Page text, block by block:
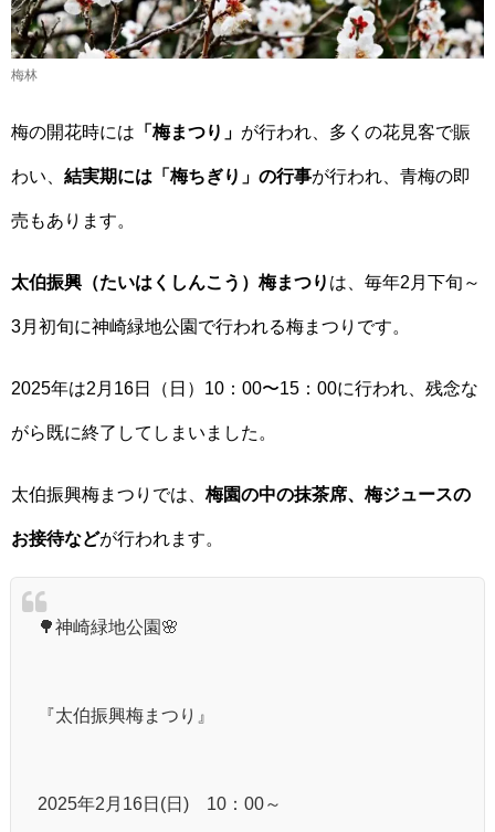
梅林
梅の開花時には 「梅まつり」 が行われ、多くの花見客で賑
わい、 結実期には「梅ちぎり」の行事が行われ、青梅の即
売もあります。
太伯振興（たいはくしんこう）梅まつり は、毎年2月下旬～
3月初旬に神崎緑地公園で行われる梅まつりです。
2025年は2月16日（日）10：00〜15：00に行われ、残念な
がら既に終了してしまいました。
太伯振興梅まつりでは、 梅園の中の抹茶席、梅ジュースの
お接待などが行われます。
🌳神崎緑地公園🌸
『太伯振興梅まつり』
2025年2月16日(日) 10：00～